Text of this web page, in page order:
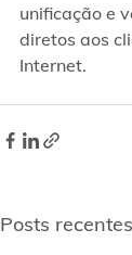
unificação e
diretos aos
Internet.
Posts recentes